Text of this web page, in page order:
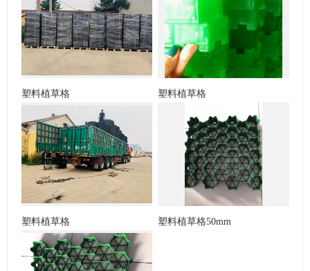
塑料植草格 塑料植草格
塑料植草格 塑料植草格50mm